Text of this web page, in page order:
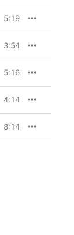
5:19
3:54
5:16
4:14
8:14